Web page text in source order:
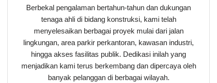
Berbekal pengalaman bertahun-tahun dan dukungan
tenaga ahli di bidang konstruksi, kami telah
menyelesaikan berbagai proyek mulai dari jalan
lingkungan, area parkir perkantoran, kawasan industri,
hingga akses fasilitas publik. Dedikasi inilah yang
menjadikan kami terus berkembang dan dipercaya oleh
banyak pelanggan di berbagai wilayah.